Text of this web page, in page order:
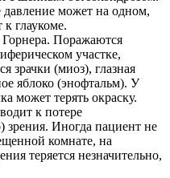
может на одном,
глаукоме.
Поражаются
участке,
зрачки (миоз), глазная
яблоко (энофтальм). У
может терять окраску.
к потере
зрения. Иногда пациент не
комнате, на
теряется незначительно,